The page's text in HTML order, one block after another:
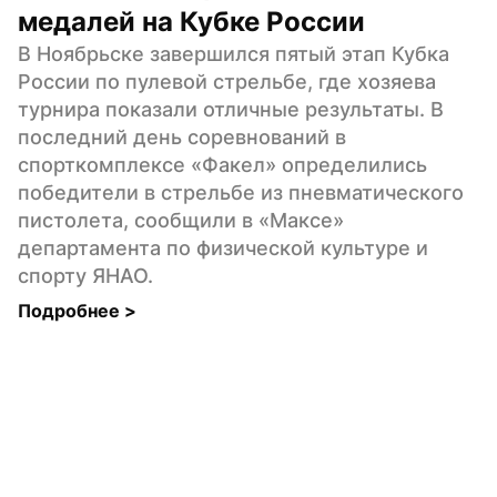
медалей на Кубке России
В Ноябрьске завершился пятый этап Кубка
России по пулевой стрельбе, где хозяева
турнира показали отличные результаты. В
последний день соревнований в
спорткомплексе «Факел» определились
победители в стрельбе из пневматического
пистолета, сообщили в «Максе»
департамента по физической культуре и
спорту ЯНАО.
Подробнее >